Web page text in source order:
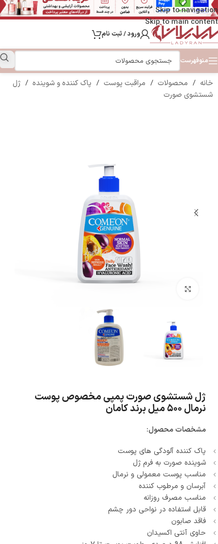
Skip to navigation
Skip to main content
ورود / ثبت نام
منوفهرست
خانه / محصولات / مراقبت پوست / پاک کننده و شوینده / ژل
شستشوی صورت
ژل شستشوی صورت پمپی مخصوص پوست
نرمال ۵۰۰ میل برند کامان
مشخصات محصول:
پاک کننده آلودگی های پوست
شوینده صورت به فرم ژل
مناسب پوست معمولی و نرمال
آبرسان و مرطوب کننده
مناسب مصرف روزانه
قابل استفاده در نواحی دور چشم
فاقد صابون
حاوی آنتی اکسیدان